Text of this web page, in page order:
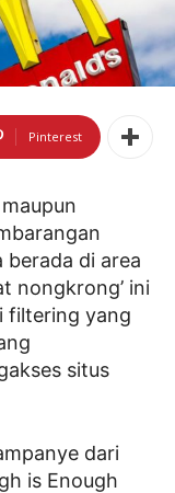
Pinterest
di area
nongkrong’ ini
filtering yang
situs
dari
is Enough